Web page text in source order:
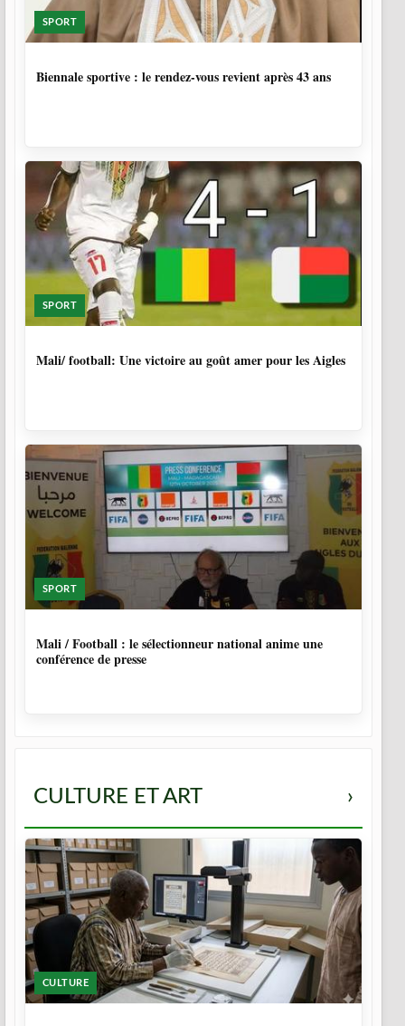
SPORT
Biennale sportive : le rendez-vous revient après 43 ans
SPORT
Mali/ football: Une victoire au goût amer pour les Aigles
SPORT
Mali / Football : le sélectionneur national anime une
conférence de presse
CULTURE ET ART ›
CULTURE